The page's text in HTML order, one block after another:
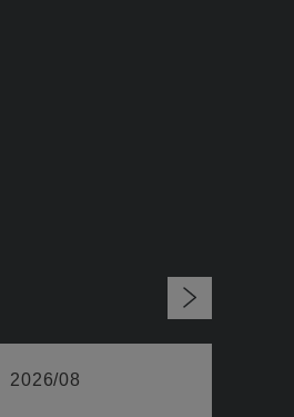
2026/08